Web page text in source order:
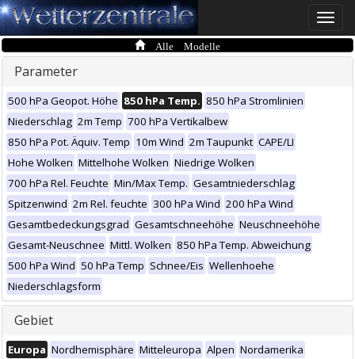
Toggle
Alle Modelle
Parameter
500 hPa Geopot. Höhe 850 hPa Temp. 850 hPa Stromlinien
Niederschlag 2m Temp 700 hPa Vertikalbew
850 hPa Pot. Äquiv. Temp 10m Wind 2m Taupunkt CAPE/LI
Hohe Wolken Mittelhohe Wolken Niedrige Wolken
700 hPa Rel. Feuchte Min/Max Temp. Gesamtniederschlag
Spitzenwind 2m Rel. feuchte 300 hPa Wind 200 hPa Wind
Gesamtbedeckungsgrad Gesamtschneehöhe Neuschneehöhe
Gesamt-Neuschnee Mittl. Wolken 850 hPa Temp. Abweichung
500 hPa Wind 50 hPa Temp Schnee/Eis Wellenhoehe
Niederschlagsform
Gebiet
Europa Nordhemisphäre Mitteleuropa Alpen Nordamerika